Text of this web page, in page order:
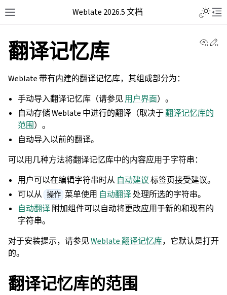
Weblate 2026.5 文档
翻译记忆库
Weblate 带有内建的翻译记忆库，其组成部分为：
手动导入翻译记忆库（请参见 用户界面）。
自动存储 Weblate 中进行的翻译（取决于翻译记忆库的
范围）。
自动导入以前的翻译。
可以用几种方法将翻译记忆库中的内容应用于字符串：
用户可以在编辑字符串时从 自动建议标签页接受建议。
可以从 操作 菜单使用 自动翻译处理所选的字符串。
自动翻译 附加组件可以自动将更改应用于新的和现有的
字符串。
对于安装提示，请参见Weblate 翻译记忆库，它默认是打开
的。
翻译记忆库的范围